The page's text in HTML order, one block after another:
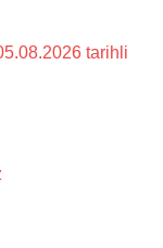
tarihli